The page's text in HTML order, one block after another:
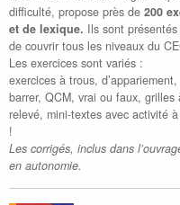
difficulté, propose près de 200
et de lexique. Ils sont
de couvrir tous les niveaux du
Les exercices sont variés :
exercices à trous,
barrer, QCM, vrai ou faux,
relevé, mini-textes avec activité
!
Les corrigés, inclus dans
en autonomie.